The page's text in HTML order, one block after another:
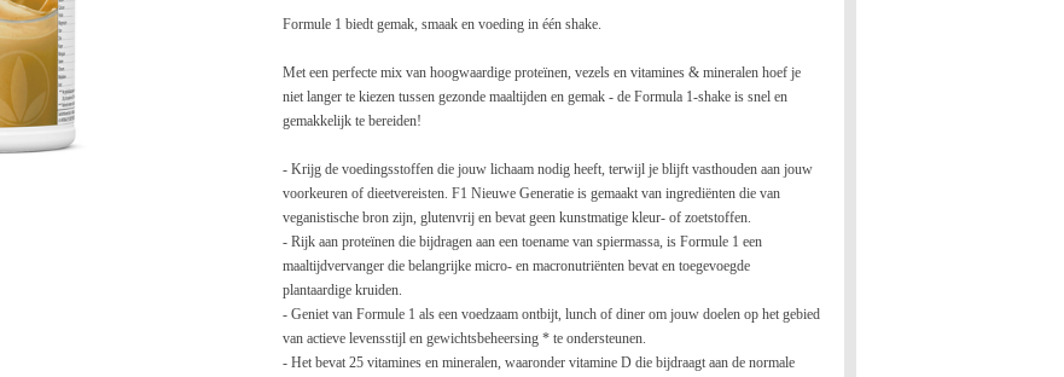
Formule 1 biedt gemak, smaak en voeding in één shake.
Met een perfecte mix van hoogwaardige proteïnen, vezels en vitamines & mineralen hoef je
niet langer te kiezen tussen gezonde maaltijden en gemak - de Formula 1-shake is snel en
gemakkelijk te bereiden!
- Krijg de voedingsstoffen die jouw lichaam nodig heeft, terwijl je blijft vasthouden aan jouw
voorkeuren of dieetvereisten. F1 Nieuwe Generatie is gemaakt van ingrediënten die van
veganistische bron zijn, glutenvrij en bevat geen kunstmatige kleur- of zoetstoffen.
- Rijk aan proteïnen die bijdragen ​​aan een toename van spiermassa, is Formule 1 een
maaltijdvervanger die belangrijke micro- en macronutriënten bevat en toegevoegde
plantaardige kruiden.
- Geniet van Formule 1 als een voedzaam ontbijt, lunch of diner om jouw doelen op het gebied
van actieve levensstijl en gewichtsbeheersing * te ondersteunen.
- Het bevat 25 vitamines en mineralen, waaronder vitamine D die bijdraagt ​​aan de normale